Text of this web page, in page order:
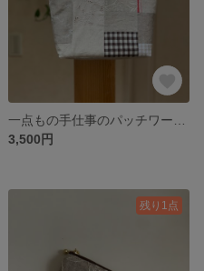
3,500円
残り1点